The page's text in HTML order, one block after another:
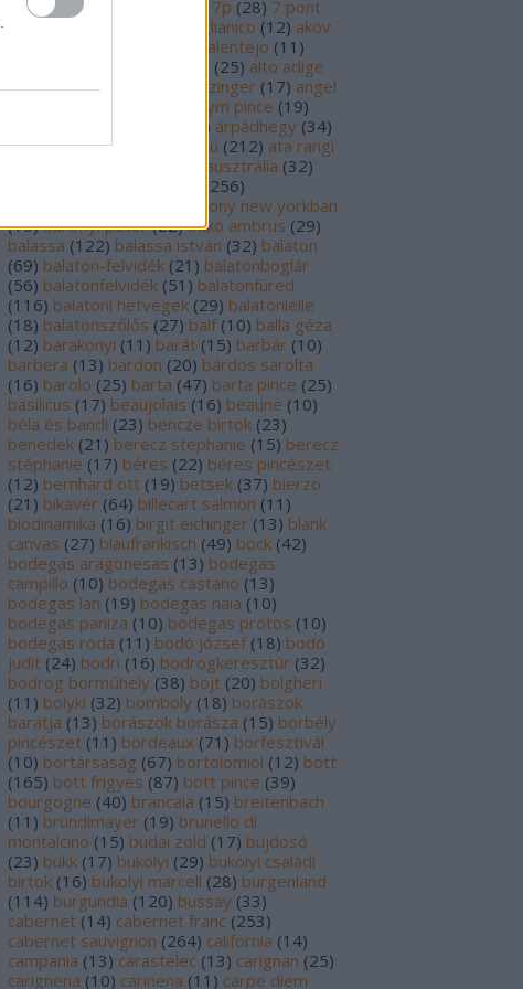
169 6p (26 7p (28) 7 pont
aglianico (12) akov
alentejo (11 )
(25) alto adige
(16) alves de sousa alzinger (17) angel
anonym pince (19)
) árpádhegy (34)
árvay (39) ascheri aszú (212) ata rangi
ausztrália (32)
256)
badacsony new yorkban
(10) bakonyi péter (22) bakó ambrus (29)
balassa (122) balassa istván (32) balaton
(69) balaton-felvidék (21 ) balatonboglár
(56) balatonfelvidék (51 ) balatonfüred
(116) balatoni hetvegek (29) balatonlelle
(18) balatonszőlős (27) balf (10) balla géza
(12) barakonyi (11 ) barát (15) barbár (10)
barbera (13) bardon (20) bárdos sarolta
(16) barolo (25) barta (47) barta pince (25)
basilicus (17) beaujolais (16) beaune (10)
béla és bandi (23) bencze birtok (23)
benedek (21 ) berecz stephanie (15) berecz
stéphanie (17) béres (22) béres pincészet
(12) bernhard ott (19) betsek (37) bierzo
(21 ) bikavér (64) billecart salmon (11 )
biodinamika (16) birgit eichinger (13) blank
canvas (27) blaufrankisch (49) bock (42)
bodegas aragonesas (13) bodegas
campillo (10) bodegas castano (13)
bodegas lan (19) bodegas naia (10)
bodegas paniza (10) bodegas protos (10)
bodegas roda (11 ) bodó józsef (18) bodó
judit (24) bodri (16) bodrogkeresztúr (32)
bodrog borműhely (38) böjt (20) bolgheri
(11 ) bolyki (32) bomboly (18) borászok
barátja (13) borászok borásza (15) borbély
pincészet (11 ) bordeaux (71 ) borfesztivál
(10) bortársaság (67) bortolomiol (12) bott
(165) bott frigyes (87) bott pince (39)
bourgogne (40) brancaia (15) breitenbach
(11 ) bründlmayer (19) brunello di
montalcino (15) budai zöld (17) bujdosó
(23) bükk (17) bukolyi (29) bukolyi családi
birtok (16) bukolyi marcell (28) burgenland
(114) burgundia (120) bussay (33)
cabernet (14) cabernet franc (253)
cabernet sauvignon (264) california (14)
campania (13) carastelec (13) carignan (25)
carignena (10) carinena (11 ) carpe diem